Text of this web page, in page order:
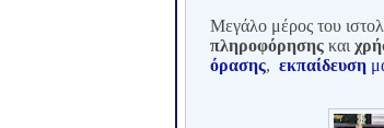
Μεγάλο μέρος του
πληροφόρησης και
όρασης, εκπαίδευση